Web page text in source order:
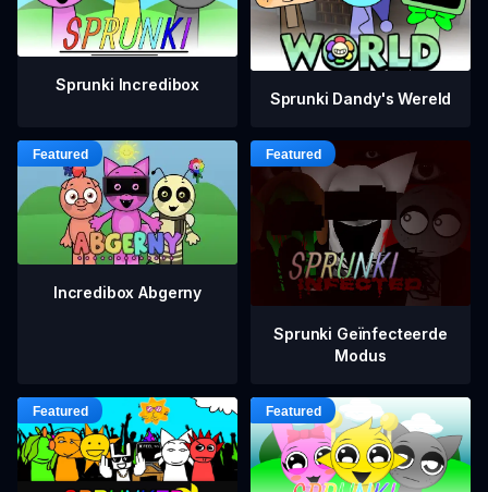
Sprunki Incredibox
Sprunki Dandy's Wereld
Incredibox Abgerny
Sprunki Geïnfecteerde
Modus